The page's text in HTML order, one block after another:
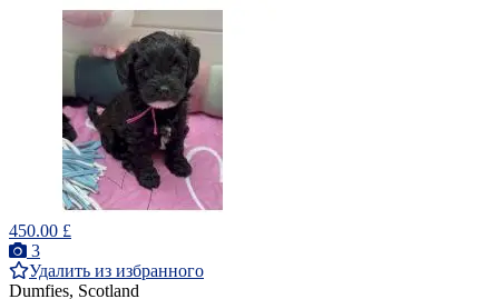
450.00 £
3
Удалить из избранного
Dumfies, Scotland